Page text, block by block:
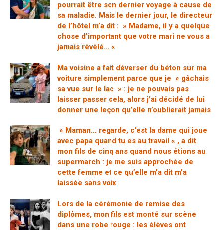
pourrait être son dernier voyage à cause de
sa maladie. Mais le dernier jour, le directeur
de l’hôtel m’a dit : » Madame, il y a quelque
chose d’important que votre mari ne vous a
jamais révélé… «
Ma voisine a fait déverser du béton sur ma
voiture simplement parce que je » gâchais
sa vue sur le lac » : je ne pouvais pas
laisser passer cela, alors j’ai décidé de lui
donner une leçon qu’elle n’oublierait jamais
» Maman… regarde, c’est la dame qui joue
avec papa quand tu es au travail « , a dit
mon fils de cinq ans quand nous étions au
supermarch : je me suis approchée de
cette femme et ce qu’elle m’a dit m’a
laissée sans voix
Lors de la cérémonie de remise des
diplômes, mon fils est monté sur scène
dans une robe rouge : les élèves ont